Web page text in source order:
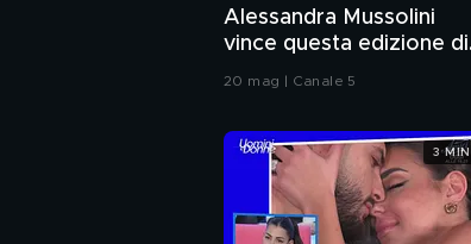
Alessandra Mussolini
vince questa edizione di
Grande Fratello VIP
20 mag | Canale 5
3 MIN